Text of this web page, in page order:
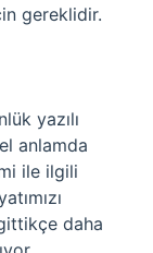
gereklidir.
yazılı
anlamda
ile ilgili
daha